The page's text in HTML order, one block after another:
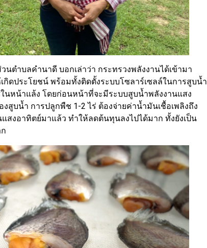
นตำบลคำนาดี บอกเล่าว่า กระทรวงพลังงานได้เข้ามา
ดประโยชน์ พร้อมทั้งติดตั้งระบบโซลาร์เซลล์ในการสูบน้ำ
นหน้าแล้ง โดยก่อนหน้าที่จะมีระบบสูบน้ำพลังงานแสง
สูบน้ำ การปลูกพืช 1-2 ไร่ ต้องจ่ายค่าน้ำมันเชื้อเพลิงถึง
สงอาทิตย์มาแล้ว ทำให้ลดต้นทุนลงไปได้มาก ทั้งยังเป็น